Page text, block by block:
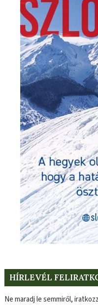
HÍRLEVÉL
Ne maradj le semmiről,